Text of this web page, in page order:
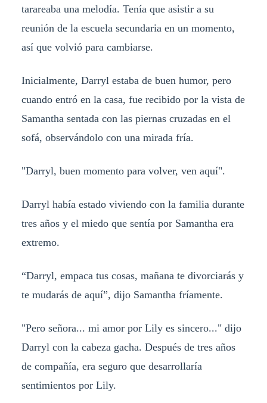
tarareaba una melodía. Tenía que asistir a su
reunión de la escuela secundaria en un momento,
así que volvió para cambiarse.
Inicialmente, Darryl estaba de buen humor, pero
cuando entró en la casa, fue recibido por la vista de
Samantha sentada con las piernas cruzadas en el
sofá, observándolo con una mirada fría.
"Darryl, buen momento para volver, ven aquí".
Darryl había estado viviendo con la familia durante
tres años y el miedo que sentía por Samantha era
extremo.
“Darryl, empaca tus cosas, mañana te divorciarás y
te mudarás de aquí”, dijo Samantha fríamente.
"Pero señora... mi amor por Lily es sincero..." dijo
Darryl con la cabeza gacha. Después de tres años
de compañía, era seguro que desarrollaría
sentimientos por Lily.